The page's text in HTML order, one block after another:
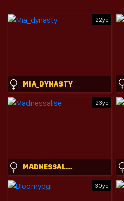
22yo
MIA_DYNASTY
23yo
MADNESSALISE
30yo